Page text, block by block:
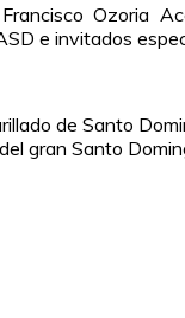
Ozoria
e invitados
de Santo
gran Santo